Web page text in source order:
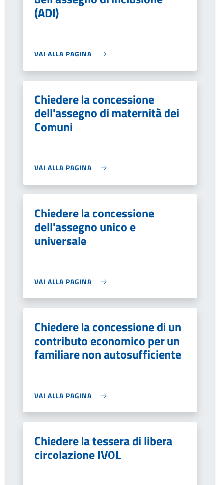
(ADI)
VAI ALLA PAGINA
Chiedere la concessione
dell'assegno di maternità dei
Comuni
VAI ALLA PAGINA
Chiedere la concessione
dell'assegno unico e
universale
VAI ALLA PAGINA
Chiedere la concessione di un
contributo economico per un
familiare non autosufficiente
VAI ALLA PAGINA
Chiedere la tessera di libera
circolazione IVOL